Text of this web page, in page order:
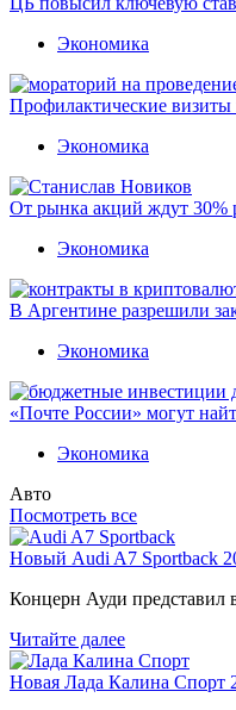
Экономика
Профилактические визиты
Экономика
От рынка акций ждут 30%
Экономика
В Аргентине разрешили
Экономика
«Почте России» могут
Экономика
Авто
Посмотреть все
Новый Audi A7 Sportback
Концерн Ауди представил
Читайте далее
Новая Лада Калина Спорт